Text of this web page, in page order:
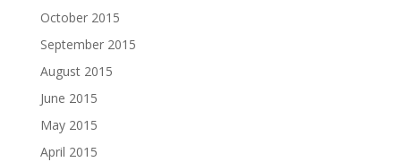
October 2015
September 2015
August 2015
June 2015
May 2015
April 2015